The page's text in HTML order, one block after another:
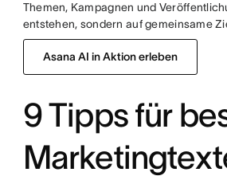
Themen, Kampagnen und
entstehen, sondern auf gemeinsame
Asana AI in Aktion erleben
9 Tipps für